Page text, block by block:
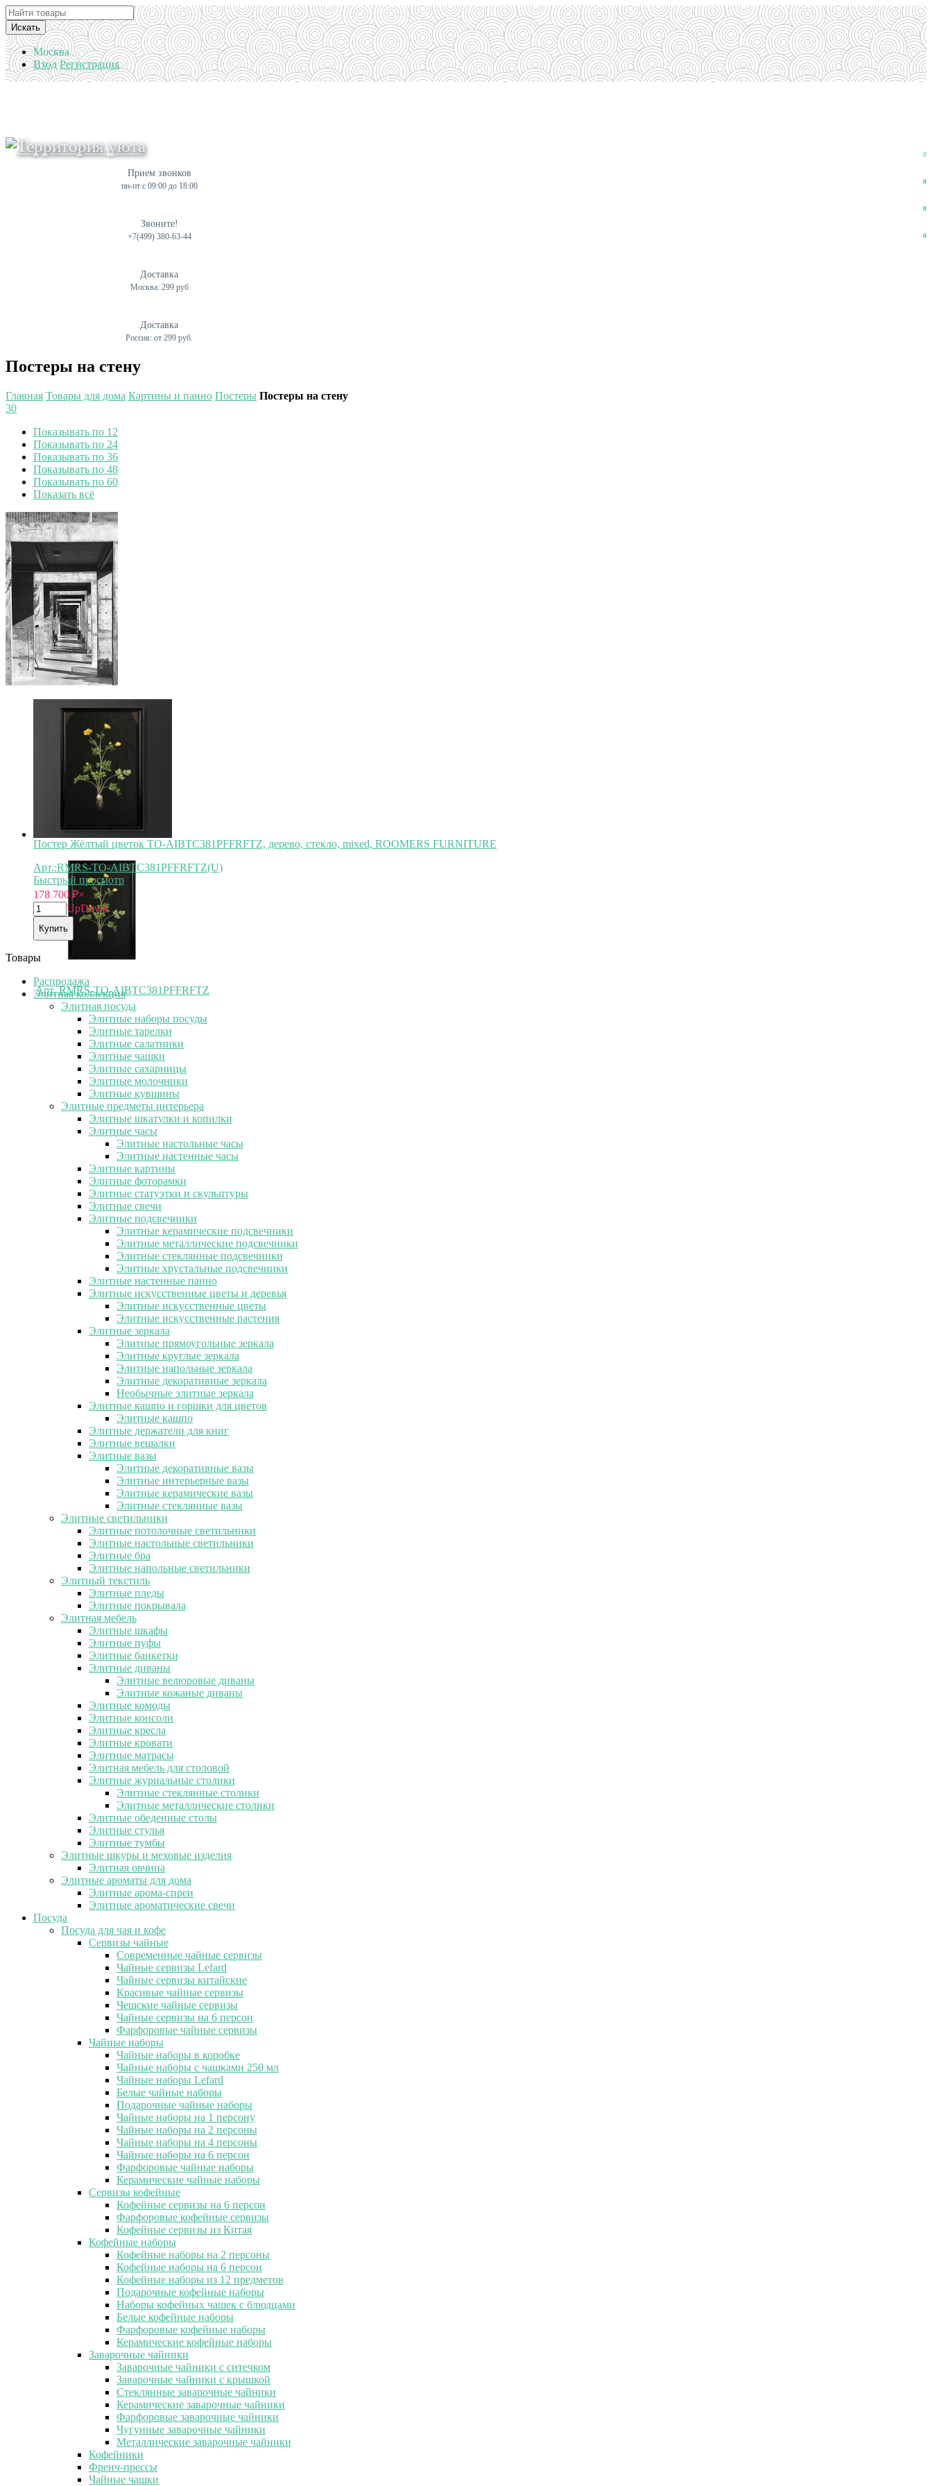
Искать
Москва
Вход Регистрация
0
0
0
0
Прием звонков
пн-пт с 09:00 до 18:00
Звоните!
+7(499) 380-63-44
Доставка
Москва: 299 руб
Доставка
Россия: от 299 руб.
Постеры на стену
Главная Товары для дома Картины и панно Постеры Постеры на стену
30
Показывать по 12
Показывать по 24
Показывать по 36
Показывать по 48
Показывать по 60
Показать всё
Арт. RMRS-TO-AIBTC381PFFRFTZ
Постер Жёлтый цветок TO-AIBTC381PFFRFTZ, дерево, стекло, mixed, ROOMERS FURNITURE
Арт.:RMRS-TO-AIBTC381PFFRFTZ(U)
Быстрый просмотр
178 700 ₽×
UpDown
Купить
Товары
Распродажа
Элитная коллекция
Элитная посуда
Элитные наборы посуды
Элитные тарелки
Элитные салатники
Элитные чашки
Элитные сахарницы
Элитные молочники
Элитные кувшины
Элитные предметы интерьера
Элитные шкатулки и копилки
Элитные часы
Элитные настольные часы
Элитные настенные часы
Элитные картины
Элитные фоторамки
Элитные статуэтки и скульптуры
Элитные свечи
Элитные подсвечники
Элитные керамические подсвечники
Элитные металлические подсвечники
Элитные стеклянные подсвечники
Элитные хрустальные подсвечники
Элитные настенные панно
Элитные искусственные цветы и деревья
Элитные искусственные цветы
Элитные искусственные растения
Элитные зеркала
Элитные прямоугольные зеркала
Элитные круглые зеркала
Элитные напольные зеркала
Элитные декоративные зеркала
Необычные элитные зеркала
Элитные кашпо и горшки для цветов
Элитные кашпо
Элитные держатели для книг
Элитные вешалки
Элитные вазы
Элитные декоративные вазы
Элитные интерьерные вазы
Элитные керамические вазы
Элитные стеклянные вазы
Элитные светильники
Элитные потолочные светильники
Элитные настольные светильники
Элитные бра
Элитные напольные светильники
Элитный текстиль
Элитные пледы
Элитные покрывала
Элитная мебель
Элитные шкафы
Элитные пуфы
Элитные банкетки
Элитные диваны
Элитные велюровые диваны
Элитные кожаные диваны
Элитные комоды
Элитные консоли
Элитные кресла
Элитные кровати
Элитные матрасы
Элитная мебель для столовой
Элитные журнальные столики
Элитные стеклянные столики
Элитные металлические столики
Элитные обеденные столы
Элитные стулья
Элитные тумбы
Элитные шкуры и меховые изделия
Элитная овчина
Элитные ароматы для дома
Элитные арома-спреи
Элитные ароматические свечи
Посуда
Посуда для чая и кофе
Сервизы чайные
Современные чайные сервизы
Чайные сервизы Lefard
Чайные сервизы китайские
Красивые чайные сервизы
Чешские чайные сервизы
Чайные сервизы на 6 персон
Фарфоровые чайные сервизы
Чайные наборы
Чайные наборы в коробке
Чайные наборы с чашками 250 мл
Чайные наборы Lefard
Белые чайные наборы
Подарочные чайные наборы
Чайные наборы на 1 персону
Чайные наборы на 2 персоны
Чайные наборы на 4 персоны
Чайные наборы на 6 персон
Фарфоровые чайные наборы
Керамические чайные наборы
Сервизы кофейные
Кофейные сервизы на 6 персон
Фарфоровые кофейные сервизы
Кофейные сервизы из Китая
Кофейные наборы
Кофейные наборы на 2 персоны
Кофейные наборы на 6 персон
Кофейные наборы из 12 предметов
Подарочные кофейные наборы
Наборы кофейных чашек с блюдцами
Белые кофейные наборы
Фарфоровые кофейные наборы
Керамические кофейные наборы
Заварочные чайники
Заварочные чайники с ситечком
Заварочные чайники с крышкой
Стеклянные заварочные чайники
Керамические заварочные чайники
Фарфоровые заварочные чайники
Чугунные заварочные чайники
Металлические заварочные чайники
Кофейники
Френч-прессы
Чайные чашки